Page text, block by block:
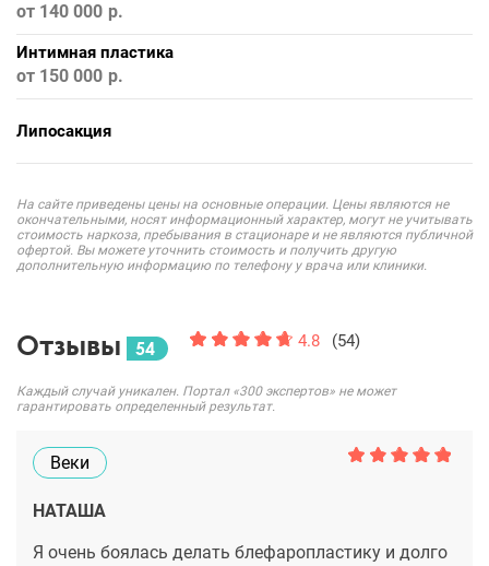
от 140 000
Интимная пластика
от 150 000
Липосакция
На сайте приведены цены на основные операции. Цены являются не
окончательными, носят информационный характер, могут не учитывать
стоимость наркоза, пребывания в стационаре и не являются публичной
офертой. Вы можете уточнить стоимость и получить другую
дополнительную информацию по телефону у врача или клиники.
Отзывы 54 4.8 (54)
Каждый случай уникален. Портал «300 экспертов» не может
гарантировать определенный результат.
Веки
НАТАША
Я очень боялась делать блефаропластику и долго